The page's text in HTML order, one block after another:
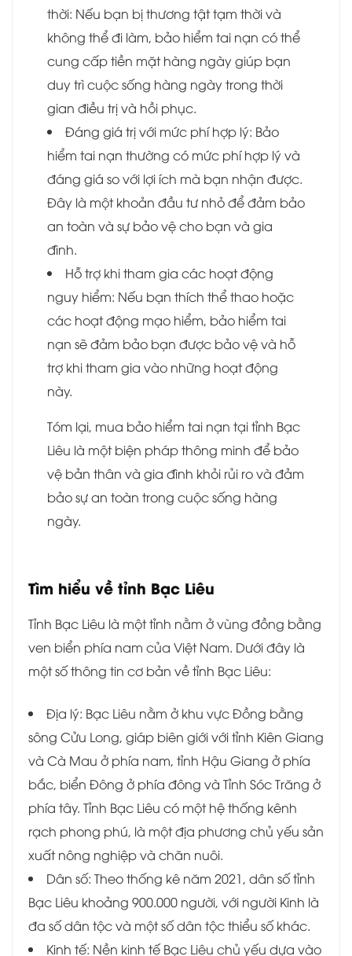
thời: Nếu bạn bị thương tật tạm thời và
không thể đi làm, bảo hiểm tai nạn có thể
cung cấp tiền mặt hàng ngày giúp bạn
duy trì cuộc sống hàng ngày trong thời
gian điều trị và hồi phục.
Đáng giá trị với mức phí hợp lý: Bảo
hiểm tai nạn thường có mức phí hợp lý và
đáng giá so với lợi ích mà bạn nhận được.
Đây là một khoản đầu tư nhỏ để đảm bảo
an toàn và sự bảo vệ cho bạn và gia
đình.
Hỗ trợ khi tham gia các hoạt động
nguy hiểm: Nếu bạn thích thể thao hoặc
các hoạt động mạo hiểm, bảo hiểm tai
nạn sẽ đảm bảo bạn được bảo vệ và hỗ
trợ khi tham gia vào những hoạt động
này.
Tóm lại, mua bảo hiểm tai nạn tại tỉnh Bạc
Liêu là một biện pháp thông minh để bảo
vệ bản thân và gia đình khỏi rủi ro và đảm
bảo sự an toàn trong cuộc sống hàng
ngày.
Tìm hiểu về tỉnh Bạc Liêu
Tỉnh Bạc Liêu là một tỉnh nằm ở vùng đồng bằng
ven biển phía nam của Việt Nam. Dưới đây là
một số thông tin cơ bản về tỉnh Bạc Liêu:
Địa lý: Bạc Liêu nằm ở khu vực Đồng bằng
sông Cửu Long, giáp biên giới với tỉnh Kiên Giang
và Cà Mau ở phía nam, tỉnh Hậu Giang ở phía
bắc, biển Đông ở phía đông và Tỉnh Sóc Trăng ở
phía tây. Tỉnh Bạc Liêu có một hệ thống kênh
rạch phong phú, là một địa phương chủ yếu sản
xuất nông nghiệp và chăn nuôi.
Dân số: Theo thống kê năm 2021, dân số tỉnh
Bạc Liêu khoảng 900.000 người, với người Kinh là
đa số dân tộc và một số dân tộc thiểu số khác.
Kinh tế: Nền kinh tế Bạc Liêu chủ yếu dựa vào